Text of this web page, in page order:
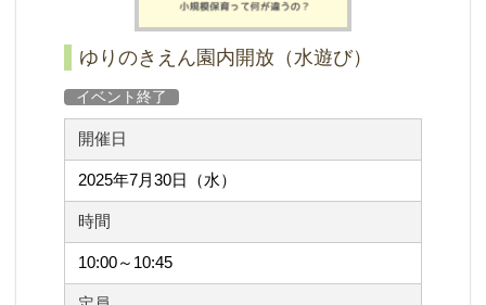
ゆりのきえん園内開放（水遊び）
イベント終了
開催日
2025年7月30日（水）
時間
10:00～10:45